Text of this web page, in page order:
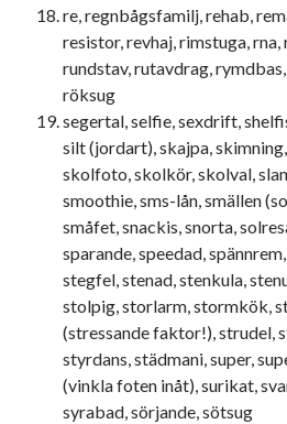
re, regnbågsfamilj, rehab,
resistor, revhaj, rimstuga,
rundstav, rutavdrag,
röksug
segertal, selfie, sexdrift,
silt (jordart), skajpa,
skolfoto, skolkör, skolval,
smoothie, sms-lån, smällen
småfet, snackis, snorta,
sparande, speedad,
stegfel, stenad, stenkula,
stolpig, storlarm, stormkök,
(stressande faktor!), strudel,
styrdans, städmani, super,
(vinkla foten inåt), surikat,
syrabad, sörjande, sötsug